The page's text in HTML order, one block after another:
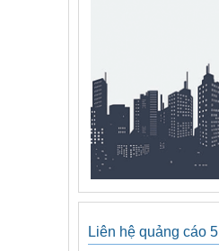
Liên hệ quảng cáo 5